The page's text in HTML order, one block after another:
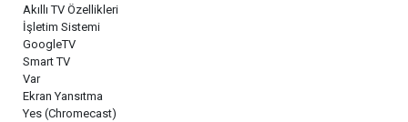
Akıllı TV Özellikleri
İşletim Sistemi
GoogleTV
Smart TV
Var
Ekran Yansıtma
Yes (Chromecast)